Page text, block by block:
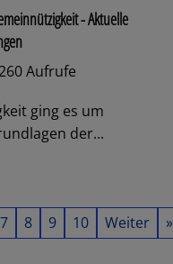
- Aktuelle
Aufrufe
ging es um
der...
7 8 9 10 Weiter »